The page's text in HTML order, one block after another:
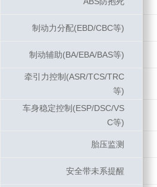
制动力分配(EBD/CBC等)
制动辅助(BA/EBA/BAS等)
牵引力控制(ASR/TCS/TRC
等)
车身稳定控制(ESP/DSC/VS
C等)
胎压监测
安全带未系提醒
制动力分配(EBD/CBC等)
制动辅助(BA/EBA/BAS等)
牵引力控制(ASR/TCS/TRC
等)
车身稳定控制(ESP/DSC/VS
C等)
胎压监测
安全带未系提醒